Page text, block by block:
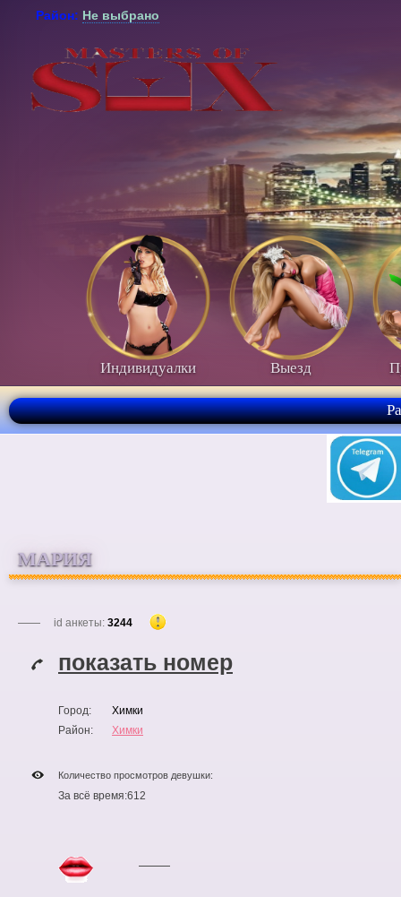
Район: Не выбрано
Индивидуалки Выезд
МАРИЯ
id анкеты: 3244
показать номер
Город:
Химки
Район:
Химки
Количество просмотров девушки:
За всё время:612